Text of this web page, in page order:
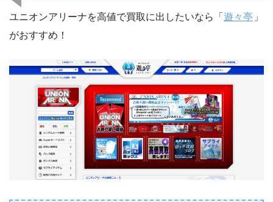
ユニオンアリーナを高値で買取に出したいなら「 遊々亭 」
がおすすめ！